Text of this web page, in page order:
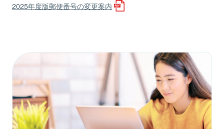
2025年度版郵便番号の変更案内